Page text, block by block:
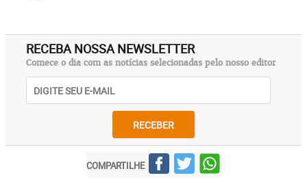
RECEBA NOSSA NEWSLETTER
Comece o dia com as notícias selecionadas pelo nosso editor
RECEBER
COMPARTILHE